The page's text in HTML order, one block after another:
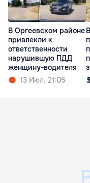
В Оргеевском районе
привлекли к
ответственности
нарушившую ПДД
женщину-водителя
13 Июл. 21:05